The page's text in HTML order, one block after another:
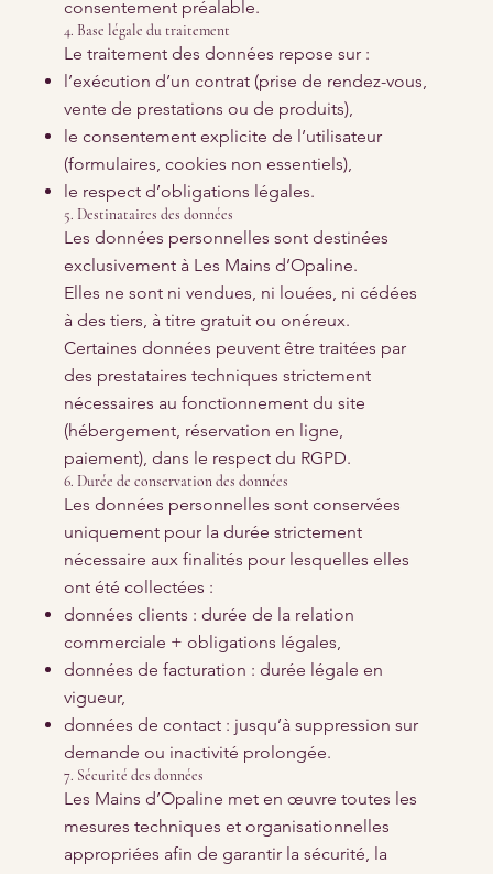
consentement préalable.
4. Base légale du traitement
Le traitement des données repose sur :
l’exécution d’un contrat (prise de rendez-vous,
vente de prestations ou de produits),
le consentement explicite de l’utilisateur
(formulaires, cookies non essentiels),
le respect d’obligations légales.
5. Destinataires des données
Les données personnelles sont destinées
exclusivement à Les Mains d’Opaline.
Elles ne sont ni vendues, ni louées, ni cédées
à des tiers, à titre gratuit ou onéreux.
Certaines données peuvent être traitées par
des prestataires techniques strictement
nécessaires au fonctionnement du site
(hébergement, réservation en ligne,
paiement), dans le respect du RGPD.
6. Durée de conservation des données
Les données personnelles sont conservées
uniquement pour la durée strictement
nécessaire aux finalités pour lesquelles elles
ont été collectées :
données clients : durée de la relation
commerciale + obligations légales,
données de facturation : durée légale en
vigueur,
données de contact : jusqu’à suppression sur
demande ou inactivité prolongée.
7. Sécurité des données
Les Mains d’Opaline met en œuvre toutes les
mesures techniques et organisationnelles
appropriées afin de garantir la sécurité, la